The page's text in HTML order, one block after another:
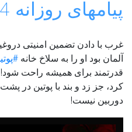
پیامهای روزانه 18/02/2024
غرب با دادن تضمین امنیتی
آلمان بود او را به سلاخ خانه
قدرتمند برای همیشه راحت
کرد، جز زد و بند با پوتین در
دوربین نیست!